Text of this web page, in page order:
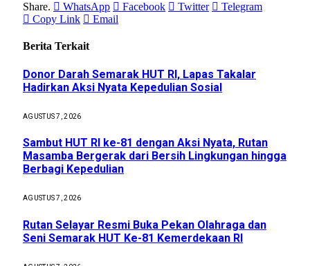
Share.
WhatsApp Facebook Twitter
Telegram
Copy Link
Email
Berita Terkait
Donor Darah Semarak HUT RI, Lapas Takalar
Hadirkan Aksi Nyata Kepedulian Sosial
AGUSTUS 7, 2026
Sambut HUT RI ke-81 dengan Aksi Nyata, Rutan
Masamba Bergerak dari Bersih Lingkungan hingga
Berbagi Kepedulian
AGUSTUS 7, 2026
Rutan Selayar Resmi Buka Pekan Olahraga dan
Seni Semarak HUT Ke-81 Kemerdekaan RI